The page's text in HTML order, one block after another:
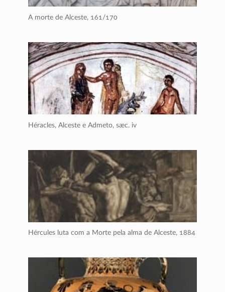
A morte de Alceste, 161/170
Héracles, Alceste e Admeto, sæc. iv
Hércules luta com a Morte pela alma de Alceste, 1884